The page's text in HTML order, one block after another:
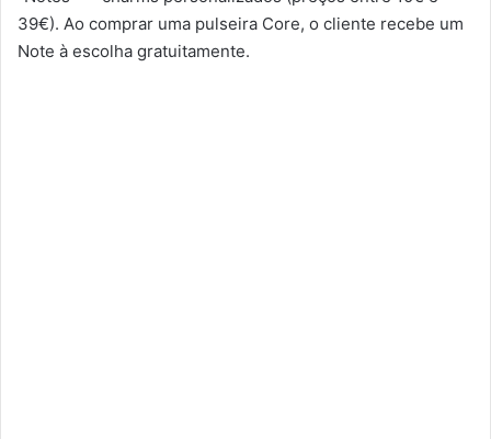
39€). Ao comprar uma pulseira Core, o cliente recebe um
Note à escolha gratuitamente.